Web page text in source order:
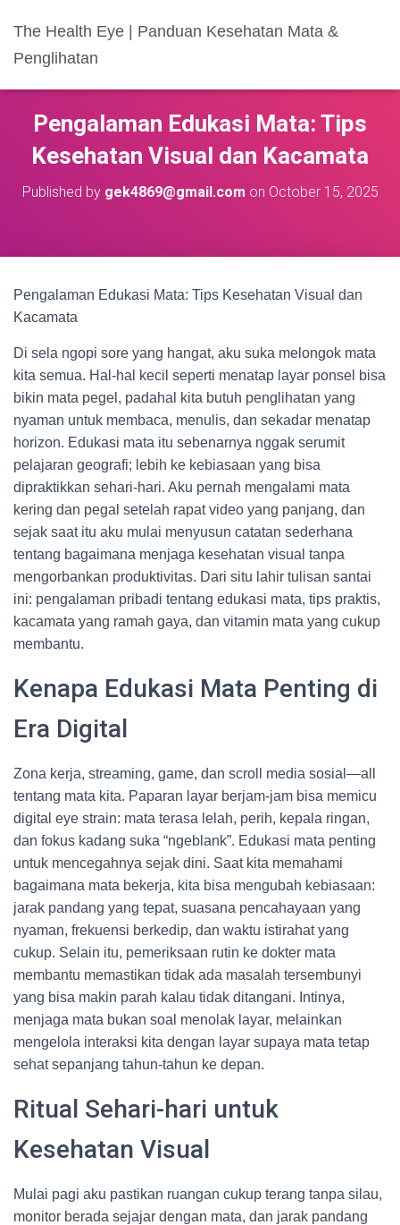
The Health Eye | Panduan Kesehatan Mata &
Penglihatan
Pengalaman Edukasi Mata: Tips
Kesehatan Visual dan Kacamata
Published by gek4869@gmail.com on October 15, 2025
Pengalaman Edukasi Mata: Tips Kesehatan Visual dan
Kacamata
Di sela ngopi sore yang hangat, aku suka melongok mata
kita semua. Hal-hal kecil seperti menatap layar ponsel bisa
bikin mata pegel, padahal kita butuh penglihatan yang
nyaman untuk membaca, menulis, dan sekadar menatap
horizon. Edukasi mata itu sebenarnya nggak serumit
pelajaran geografi; lebih ke kebiasaan yang bisa
dipraktikkan sehari-hari. Aku pernah mengalami mata
kering dan pegal setelah rapat video yang panjang, dan
sejak saat itu aku mulai menyusun catatan sederhana
tentang bagaimana menjaga kesehatan visual tanpa
mengorbankan produktivitas. Dari situ lahir tulisan santai
ini: pengalaman pribadi tentang edukasi mata, tips praktis,
kacamata yang ramah gaya, dan vitamin mata yang cukup
membantu.
Kenapa Edukasi Mata Penting di
Era Digital
Zona kerja, streaming, game, dan scroll media sosial—all
tentang mata kita. Paparan layar berjam-jam bisa memicu
digital eye strain: mata terasa lelah, perih, kepala ringan,
dan fokus kadang suka “ngeblank”. Edukasi mata penting
untuk mencegahnya sejak dini. Saat kita memahami
bagaimana mata bekerja, kita bisa mengubah kebiasaan:
jarak pandang yang tepat, suasana pencahayaan yang
nyaman, frekuensi berkedip, dan waktu istirahat yang
cukup. Selain itu, pemeriksaan rutin ke dokter mata
membantu memastikan tidak ada masalah tersembunyi
yang bisa makin parah kalau tidak ditangani. Intinya,
menjaga mata bukan soal menolak layar, melainkan
mengelola interaksi kita dengan layar supaya mata tetap
sehat sepanjang tahun-tahun ke depan.
Ritual Sehari-hari untuk
Kesehatan Visual
Mulai pagi aku pastikan ruangan cukup terang tanpa silau,
monitor berada sejajar dengan mata, dan jarak pandang